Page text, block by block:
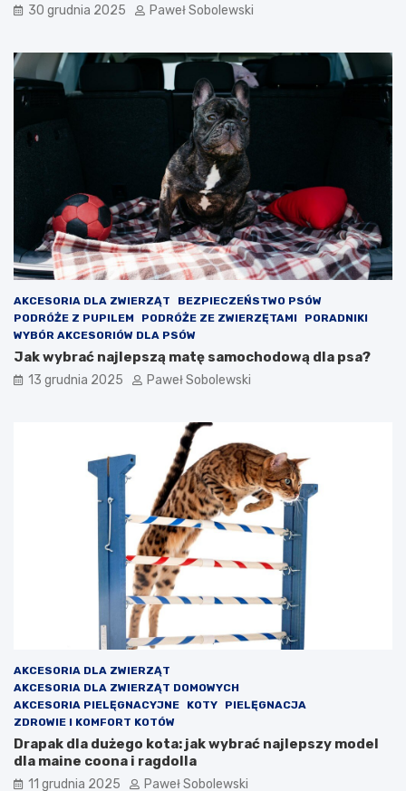
30 grudnia 2025 Paweł Sobolewski
AKCESORIA DLA ZWIERZĄT
BEZPIECZEŃSTWO PSÓW
PODRÓŻE Z PUPILEM
PODRÓŻE ZE ZWIERZĘTAMI
PORADNIKI
WYBÓR AKCESORIÓW DLA PSÓW
Jak wybrać najlepszą matę samochodową dla psa?
13 grudnia 2025 Paweł Sobolewski
AKCESORIA DLA ZWIERZĄT
AKCESORIA DLA ZWIERZĄT DOMOWYCH
AKCESORIA PIELĘGNACYJNE
KOTY
PIELĘGNACJA
ZDROWIE I KOMFORT KOTÓW
Drapak dla dużego kota: jak wybrać najlepszy model
dla maine coona i ragdolla
11 grudnia 2025 Paweł Sobolewski